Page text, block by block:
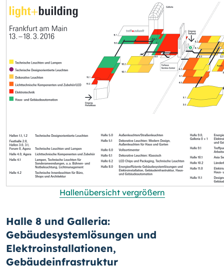
Hallenübersicht vergrößern
Halle 8 und Galleria:
Gebäudesystemlösungen und
Elektroinstallationen,
Gebäudeinfrastruktur